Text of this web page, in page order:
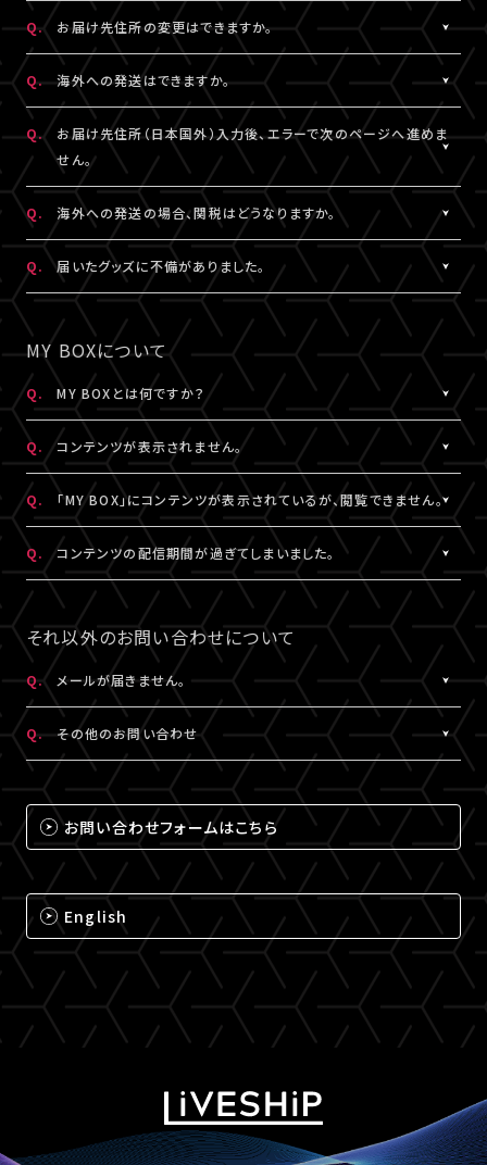
A.
公演・券種により異なります。
「マイページ」内「チケット購入情報」にて発送状況の確認ができま
す。
※チケットグッズの発送後、「チケットグッズ発送完了のお知らせ」
メールが配信されます。
通信の関係上、メールが届かない可能性もございますので、必ず、
「マイページ」内「チケット購入情報」よりご確認ください。
Q. お届け先住所の変更はできますか。
A.
購入後、「マイページ」内「チケット購入情報」にて、配送状況が「出
荷準備前」の場合に変更が可能です。
※発送先が日本国外の場合、購入後の住所変更はできません。予
めご了承ください。
Q. 海外への発送はできますか。
A.
公演・券種により異なります。チケット販売ページにてご確認くださ
い。
日本国外の郵便番号をご入力する際に、正しく入力しているにも関
わらずシステムの仕様上エラーとなる場合がございます。
その場合は、末尾1桁か2桁を削除、もしくは未記入にてお手続きを
お試しください。
なお、日本国外への配送はDHLを利用しております。
DHLが配送対象としていない国・地域への配送はできかねます。
予め、ご了承ください。
Q.
お届け先住所（日本国外）入力後、エラーで次のページへ進めま
せん。
A.
日本国外の郵便番号を入力する際、システムの仕様上、正しく郵便
番号を入力しているにも関わらずエラーとなる場合がございます。
その場合は、末尾1桁か2桁を削除、もしくは未記入にてお手続きを
お試しください。
Q. 海外への発送の場合、関税はどうなりますか。
A.
関税はお客様ご自身でお支払いください。関税の計算は各国税関
の判断によります。
また、現地税関での商品配達停止に関しては、当サービスは一切
の責任を負いかねます。
DHLにおきましては現地カスタマーサービスにお問い合わせくだ
さい。
http://www.dhl.com/en/contact_center.html
Q. 届いたグッズに不備がありました。
A.
お手数ですが、詳細を記載のうえ、商品到着後14日以内に下記よ
りお問い合わせください。
グッズ配送・お届け済み商品に関して
【A!SMART お問い合わせ窓口】
https://www.asmart.jp/support
MY BOXについて
Q. MY BOXとは何ですか？
A.
ご購入の視聴チケットやグッズの条件に応じて、動画や画像などの
コンテンツが配信される機能です。
コンテンツの配信がある場合、視聴チケットやグッズを購入したA!-
ID（メールアドレス）とパスワードでログインのうえ、「マイページ」
内「MY BOX」から確認することができます。
コンテンツの配信有無や、配信期間については、各公演のチケット
販売ページやグッズ商品詳細ページ、MY BOXなどでご確認くださ
Q. コンテンツが表示されません。
A.
コンテンツが表示されない場合は、コンテンツ配信期間外である
か、配信対象外の視聴チケットやグッズを購入されている可能性が
あります。
コンテンツ配信期間は、各公演のチケット販売ページやグッズ商品
詳細ページ、MY BOXなどでご確認ください。
※チケットの購入情報は、「マイページ」内「チケット購入情報」にて
ご確認ください。
Q. 「MY BOX」にコンテンツが表示されているが、閲覧できません。
A.
コンテンツが「MY BOX」に表示されているにも関わらず閲覧でき
ない場合、コンテンツ配信期間を経過したか、ご利用端末が推奨環
境ではない可能性があります。
推奨環境は
こちら
よりご確認ください。
スマートフォン、タブレットをご利用の場合、LINEやメール等のアプ
リ内ブラウジングではなく、推奨環境にある指定のブラウザ
（iPhone・iPadの場合は「Safari」、Androidの場合は
「Chrome」）にて閲覧ください。
なお、MY BOXで配信されるコンテンツは、視聴プレイヤーに
ChromecastとAirPlayのアイコンは表示されません。予めご了承
ください。
Q. コンテンツの配信期間が過ぎてしまいました。
A.
配信期間終了後のコンテンツは、再配信いたしません。予めご了承
ください。
それ以外のお問い合わせについて
Q. メールが届きません。
メールが届かない場合は、下記ドメインの受信設定をお願いいた
します。
※メールの再配信はできません。迷惑メールフォルダをご確認くだ
@liveship.tokyo
@id.amob.jp
Q. その他のお問い合わせ
A.
それ以外のお問い合わせについては、下記のいずれかの方法でお
問い合わせください。
【LIVESHIPお問い合わせ窓口】
https://liveship.tokyo/mob/form/inquAdd.php?site=LS
グッズ配送・お届け済み商品に関して
【A!SMART お問い合わせ窓口】
https://www.asmart.jp/support
お問い合わせフォームはこちら
English